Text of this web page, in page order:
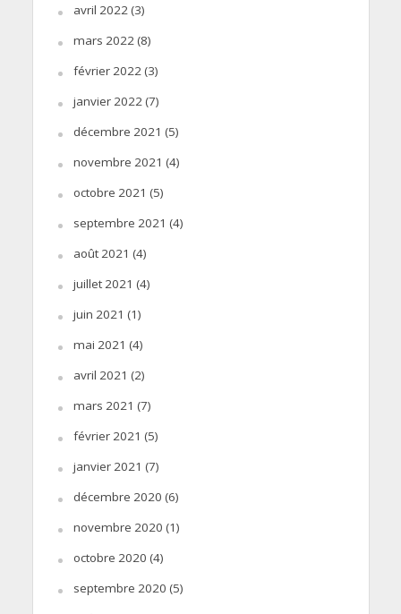
avril 2022(3)
mars 2022(8)
février 2022(3)
janvier 2022(7)
décembre 2021 (5)
novembre 2021 (4)
octobre 2021 (5)
septembre 2021 (4)
août 2021 (4)
juillet 2021 (4)
juin 2021 (1)
mai 2021 (4)
avril 2021 (2)
mars 2021 (7)
février 2021 (5)
janvier 2021 (7)
décembre 2020 (6)
novembre 2020 (1)
octobre 2020 (4)
septembre 2020 (5)